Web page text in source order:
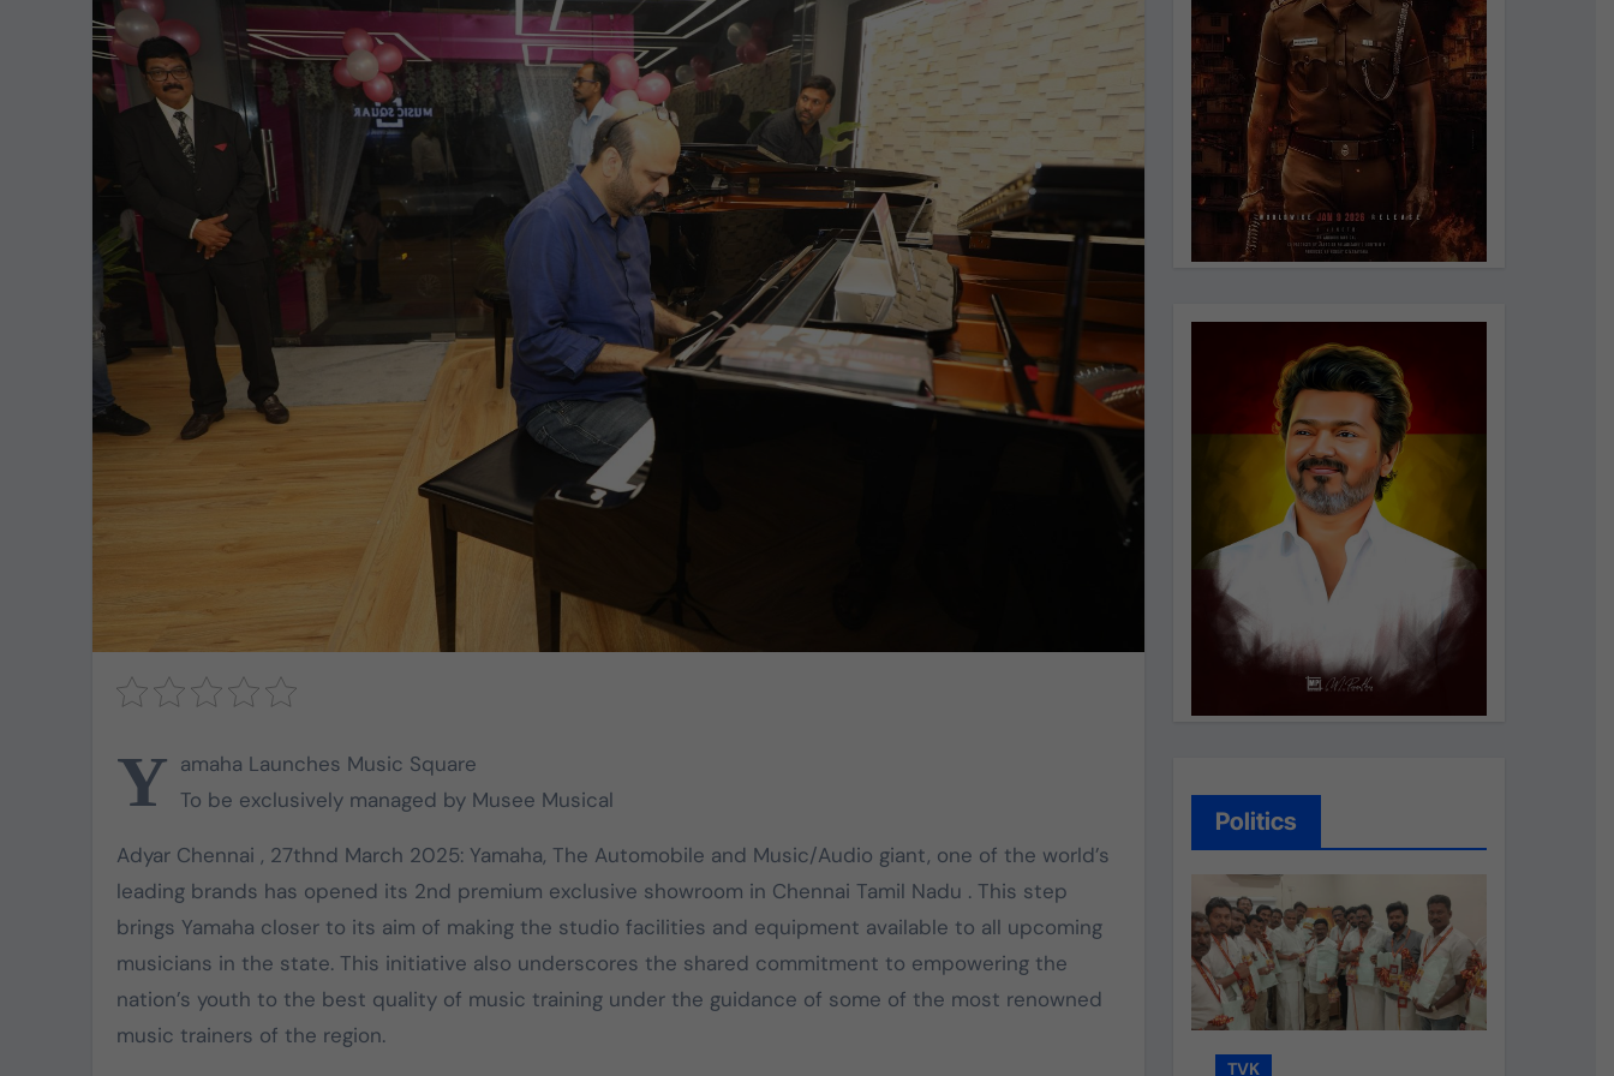
Y amaha Launches Music Square
To be exclusively managed by Musee Musical
Adyar Chennai , 27thnd March 2025: Yamaha, The Automobile and Music/Audio giant, one of the world’s
leading brands has opened its 2nd premium exclusive showroom in Chennai Tamil Nadu . This step
brings Yamaha closer to its aim of making the studio facilities and equipment available to all upcoming
musicians in the state. This initiative also underscores the shared commitment to empowering the
nation’s youth to the best quality of music training under the guidance of some of the most renowned
music trainers of the region.
Politics
TVK